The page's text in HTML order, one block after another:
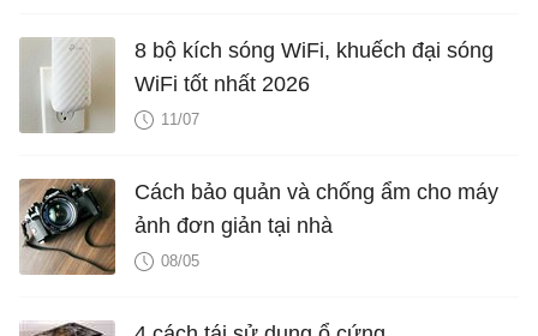
8 bộ kích sóng WiFi, khuếch đại sóng
WiFi tốt nhất 2026
11/07
Cách bảo quản và chống ẩm cho máy
ảnh đơn giản tại nhà
08/05